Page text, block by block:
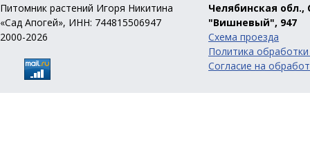
Питомник растений Игоря Никитина
«Сад Апогей», ИНН: 744815506947
2000-2026
Челябинская обл.,
"Вишневый", 947
Схема проезда
Политика
Согласие на